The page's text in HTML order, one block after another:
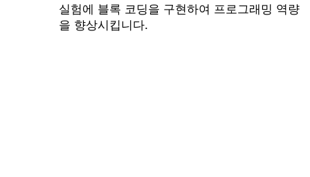
실험에 블록 코딩을 구현하여 프로그래밍 역량
을 향상시킵니다.